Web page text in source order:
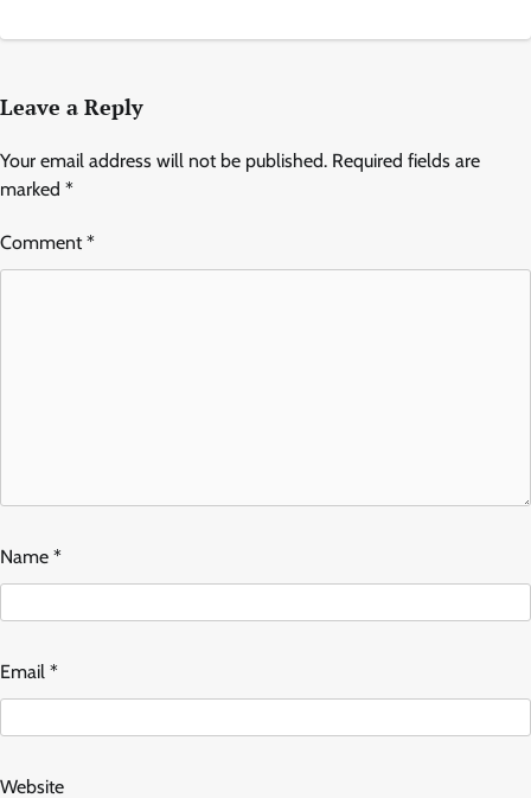
Leave a Reply
Your email address will not be published. Required fields are
marked *
Comment*
Name *
Email *
Website